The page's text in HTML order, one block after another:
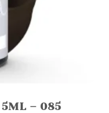
5ML – 085